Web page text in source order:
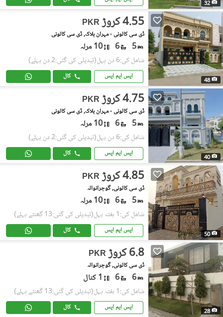
32
48
PKR 4.55 کروڑ
ڈی سی کالونی - مہران بلاک, ڈی سی کالونی
5
6 10 مرلہ
شامل کی:6 دن پہل (تبدیلی کی گئی:2 دن پہلے)
ایس ایم ایس کال
40
PKR 4.75 کروڑ
ڈی سی کالونی - مہران بلاک, ڈی سی کالونی
5
6 10 مرلہ
شامل کی:6 دن پہل (تبدیلی کی گئی:2 دن پہلے)
ایس ایم ایس کال
50
PKR 4.85 کروڑ
ڈی سی کالونی, گوجرانوالہ
5
6 10 مرلہ
شامل کی:1 ہفتہ پہل (تبدیلی کی گئی:13 گھنٹے پہلے)
ایس ایم ایس کال
28
PKR 6.8 کروڑ
ڈی سی کالونی, گوجرانوالہ
6
6 1 کنال
شامل کی:1 ہفتہ پہل (تبدیلی کی گئی:13 گھنٹے پہلے)
ایس ایم ایس کال